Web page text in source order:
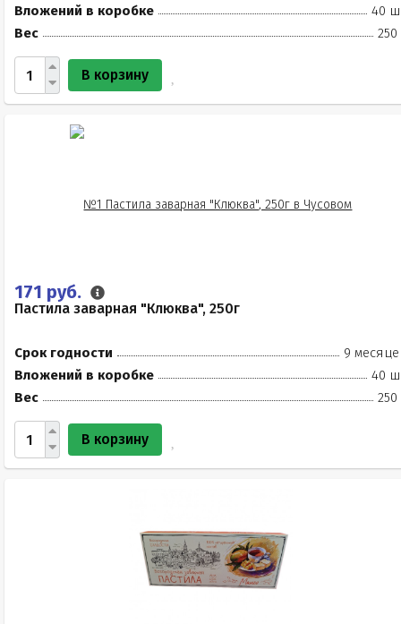
Вложений в коробке
40
Вес
250
В корзину
171 руб.
Пастила заварная "Клюква", 250г
Срок годности
9
Вложений в коробке
40
Вес
250
В корзину